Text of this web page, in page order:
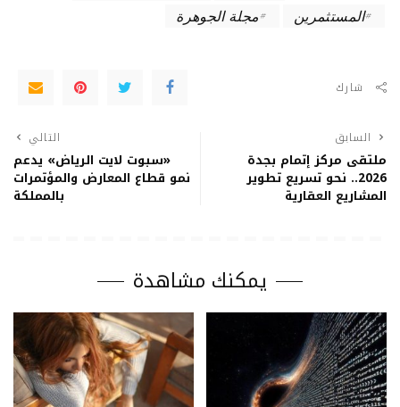
المستثمرين
مجلة الجوهرة
شارك
السابق
ملتقى مركز إتمام بجدة
2026.. نحو تسريع تطوير
المشاريع العقارية
التالي
«سبوت لايت الرياض» يدعم
نمو قطاع المعارض والمؤتمرات
بالمملكة
يمكنك مشاهدة